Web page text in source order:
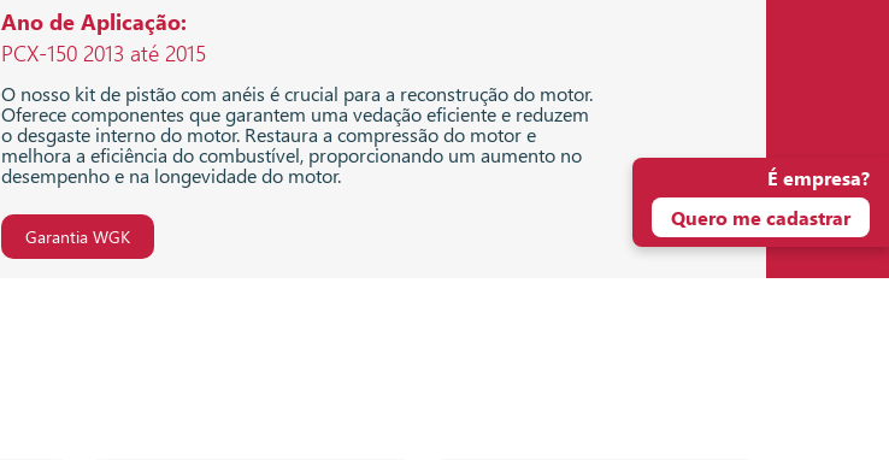
Ano de Aplicação:
PCX-150 2013 até 2015
O nosso kit de pistão com anéis é crucial para a reconstrução do motor.
Oferece componentes que garantem uma vedação eficiente e reduzem
o desgaste interno do motor. Restaura a compressão do motor e
melhora a eficiência do combustível, proporcionando um aumento no
desempenho e na longevidade do motor.
Garantia WGK
É empresa?
Quero me cadastrar